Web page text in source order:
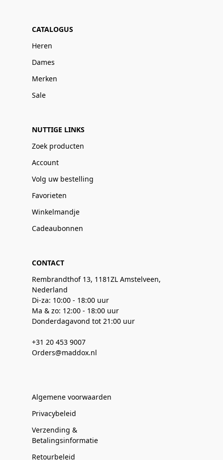
CATALOGUS
Heren
Dames
Merken
Sale
NUTTIGE LINKS
Zoek producten
Account
Volg uw bestelling
Favorieten
Winkelmandje
Cadeaubonnen
CONTACT
Rembrandthof 13, 1181ZL Amstelveen,
Nederland
Di-za: 10:00 - 18:00 uur
Ma & zo: 12:00 - 18:00 uur
Donderdagavond tot 21:00 uur
+31 20 453 9007
Orders@maddox.nl
Algemene voorwaarden
Privacybeleid
Verzending &
Betalingsinformatie
Retourbeleid